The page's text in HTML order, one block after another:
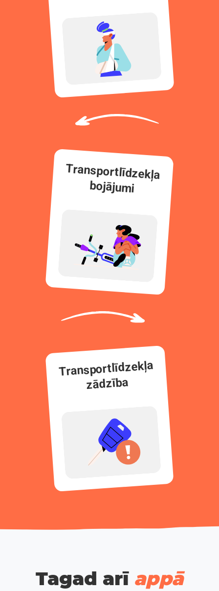
Transportlīdzekļa
bojājumi
Transportlīdzekļa
zādzība
Tagad arī appā